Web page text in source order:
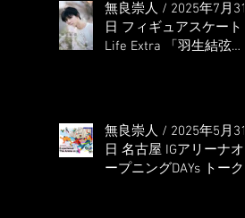
無良崇人 / 2025年7月31
日 フィギュアスケート
Life Extra 「羽生結弦
無良崇人 / 2025年5月31
日 名古屋 IGアリーナオ
ープニングDAYs トーク